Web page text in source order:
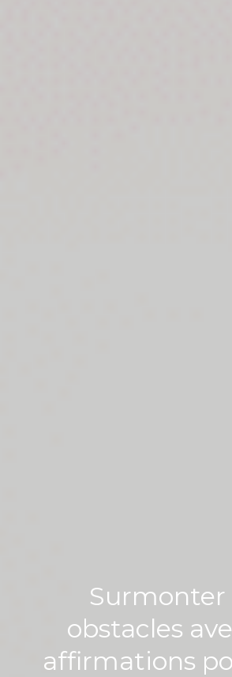
Surmonter
obstacles
affirmations